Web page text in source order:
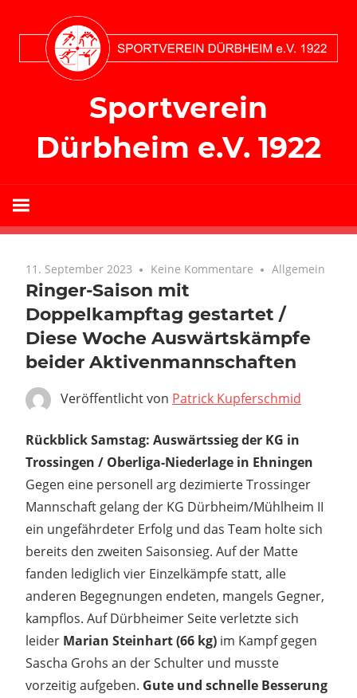
Inhalt
springen
Sportverein
Dürbheim e.V. 1922
11. September 2023 Keine Kommentare Allgemein
Ringer-Saison mit
Doppelkampftag gestartet /
Diese Woche Auswärtskämpfe
beider Aktivenmannschaften
Veröffentlicht von Patrick Kupferschmid
Rückblick Samstag: Auswärtssieg der KG in
Trossingen / Oberliga-Niederlage in Ehningen
Gegen eine personell arg dezimierte Trossinger
Mannschaft gelang der KG Dürbheim/Mühlheim II
ein ungefährdeter Erfolg und das Team holte sich
bereits den zweiten Saisonsieg. Auf der Matte
fanden lediglich vier Einzelkämpfe statt, alle
anderen Begegnungen endeten, mangels Gegner,
kampflos. Auf Dürbheimer Seite verletzte sich
leider Marian Steinhart (66 kg) im Kampf gegen
Sascha Grohs an der Schulter und musste
vorzeitig aufgeben. Gute und schnelle Besserung